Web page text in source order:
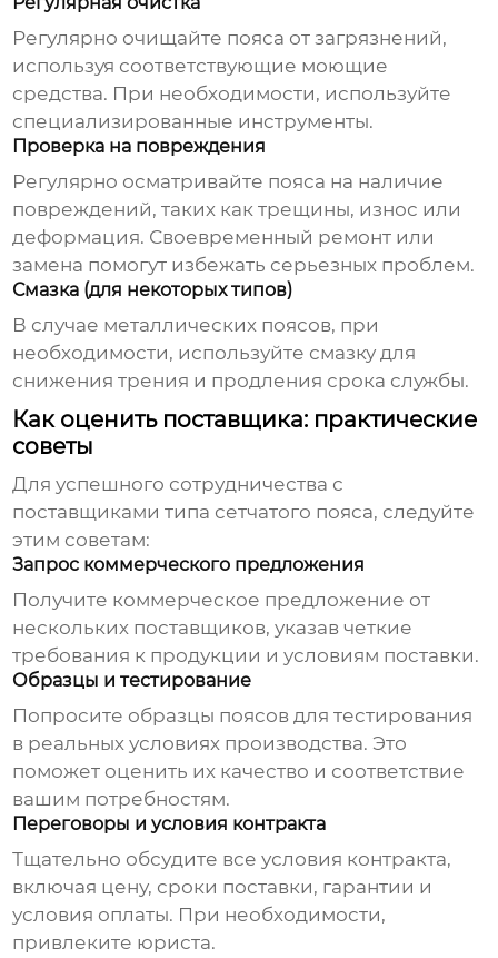
Регулярно очищайте пояса от загрязнений,
используя соответствующие моющие
средства. При необходимости, используйте
специализированные инструменты.
Проверка на повреждения
Регулярно осматривайте пояса на наличие
повреждений, таких как трещины, износ или
деформация. Своевременный ремонт или
замена помогут избежать серьезных проблем.
Смазка (для некоторых типов)
В случае металлических поясов, при
необходимости, используйте смазку для
снижения трения и продления срока службы.
Как оценить поставщика: практические
советы
Для успешного сотрудничества с
поставщиками типа сетчатого пояса, следуйте
этим советам:
Запрос коммерческого предложения
Получите коммерческое предложение от
нескольких поставщиков, указав четкие
требования к продукции и условиям поставки.
Образцы и тестирование
Попросите образцы поясов для тестирования
в реальных условиях производства. Это
поможет оценить их качество и соответствие
вашим потребностям.
Переговоры и условия контракта
Тщательно обсудите все условия контракта,
включая цену, сроки поставки, гарантии и
условия оплаты. При необходимости,
привлеките юриста.